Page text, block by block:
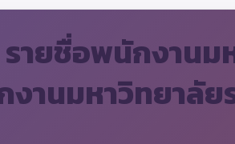
รายชื่อพนักงาน
นมหาวิทยาลัย